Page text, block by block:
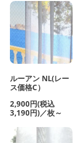
ルーアン NL(レー
ス価格C）
2,900円(税込
3,190円)／枚～